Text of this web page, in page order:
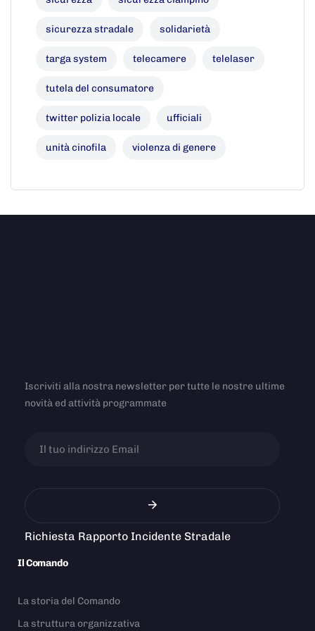
sicurezza stradale solidarietà
targa system telecamere telelaser
tutela del consumatore
twitter polizia locale ufficiali
unità cinofila violenza di genere
Iscriviti alla nostra newsletter per tutte le nostre ultime
novità ed attività programmate
Richiesta Rapporto Incidente Stradale
Il Comando
La storia del Comando
La struttura organizzativa